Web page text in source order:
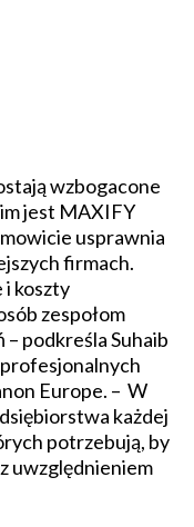
wzbogacone
jest MAXIFY
usprawnia
firmach.
i koszty
zespołom
podkreśla Suhaib
Europe. – W
każdej
potrzebują, by
uwzględnieniem